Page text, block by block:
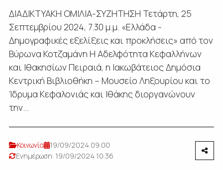
ΔΙΑΔΙΚΤΥΑΚΗ ΟΜΙΛΙΑ-ΣΥΖΗΤΗΣΗ Τετάρτη, 25
Σεπτεμβρίου 2024, 7.30 μ.μ. «Ελλάδα -
Δημογραφικές εξελίξεις και προκλήσεις» από τον
Βύρωνα Κοτζαμάνη Η Αδελφότητα Κεφαλλήνων
και Ιθακησίων Πειραιά, η Ιακωβάτειος Δημόσια
Κεντρική Βιβλιοθήκη – Μουσείο Ληξουρίου και το
Ίδρυμα Κεφαλονιάς και Ιθάκης διοργανώνουν
την...
Κοινωνία
19/09/2024 09:00
Ενημέρωση: 19/09/2024 10:36